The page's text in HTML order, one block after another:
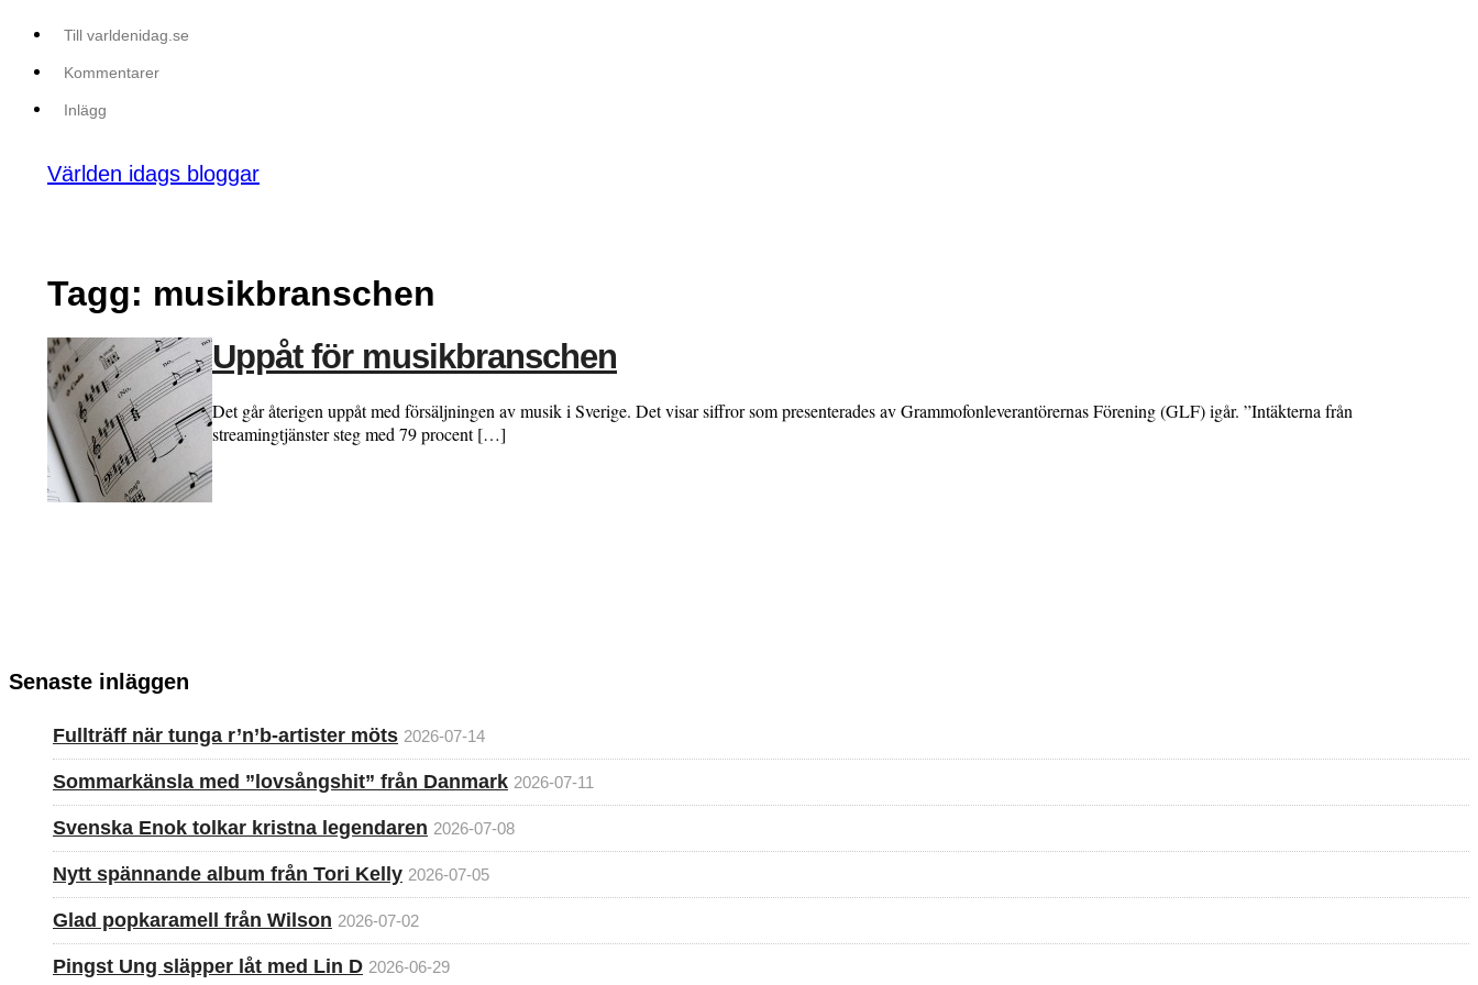
Till varldenidag.se
Kommentarer
Inlägg
Världen idags bloggar
Tagg: musikbranschen
Uppåt för musikbranschen
Det går återigen uppåt med försäljningen av musik i Sverige. Det visar siffror som presenterades av Grammofonleverantörernas Förening (GLF) igår. ”Intäkterna från
streamingtjänster steg med 79 procent […]
Senaste inläggen
Fullträff när tunga r’n’b-artister möts 2026-07-14
Sommarkänsla med ”lovsångshit” från Danmark 2026-07-11
Svenska Enok tolkar kristna legendaren 2026-07-08
Nytt spännande album från Tori Kelly 2026-07-05
Glad popkaramell från Wilson 2026-07-02
Pingst Ung släpper låt med Lin D 2026-06-29